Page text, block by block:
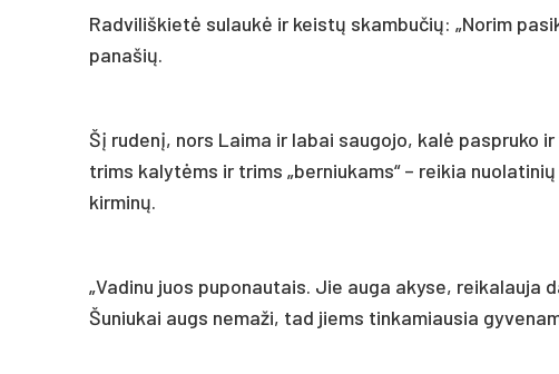
Radviliškietė sulaukė ir keistų skambučių: „Norim
panašių.
Šį rudenį, nors Laima ir labai saugojo, kalė paspruko
trims kalytėms ir trims „berniukams“ – reikia
kirminų.
„Vadinu juos puponautais. Jie auga akyse, reikalauja
Šuniukai augs nemaži, tad jiems tinkamiausia